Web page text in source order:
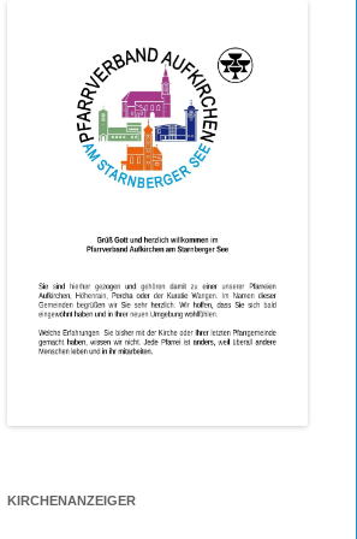
KIRCHENANZEIGER